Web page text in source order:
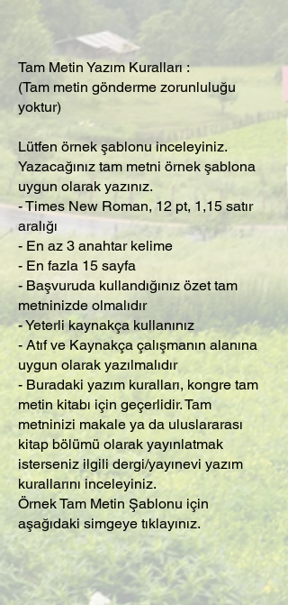
Tam Metin Yazım Kuralları :
(Tam metin gönderme zorunluluğu
yoktur)
Lütfen örnek şablonu inceleyiniz.
Yazacağınız tam metni örnek şablona
uygun olarak yazınız.
- Times New Roman, 12 pt, 1,15 satır
aralığı
- En az 3 anahtar kelime
- En fazla 15 sayfa
- Başvuruda kullandığınız özet tam
metninizde olmalıdır
- Yeterli kaynakça kullanınız
- Atıf ve Kaynakça çalışmanın alanına
uygun olarak yazılmalıdır
- Buradaki yazım kuralları, kongre tam
metin kitabı için geçerlidir. Tam
metninizi makale ya da uluslararası
kitap bölümü olarak yayınlatmak
isterseniz ilgili dergi/yayınevi yazım
kurallarını inceleyiniz.
Örnek Tam Metin Şablonu için
aşağıdaki simgeye tıklayınız.